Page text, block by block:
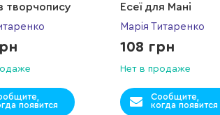
творчопису
появится
Есеї для Мані
Марія Титаренко
108 грн
Нет в продаже
Сообщите,
когда появится